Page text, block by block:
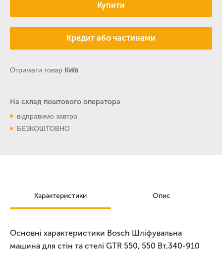
Купити
Кредит або частинами
Отримати товар Київ
На склад поштового оператора
відправимо завтра
БЕЗКОШТОВНО
Характеристики Опис
Основні характеристики Bosch Шліфувальна
машина для стін та стелі GTR 550, 550 Вт,340-910